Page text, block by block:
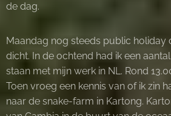
de dag.
Maandag nog steeds public holiday
dicht. In de ochtend had ik een
staan met mijn werk in NL. Rond
Toen vroeg een kennis van of ik zin
naar de snake-farm in Kartong.